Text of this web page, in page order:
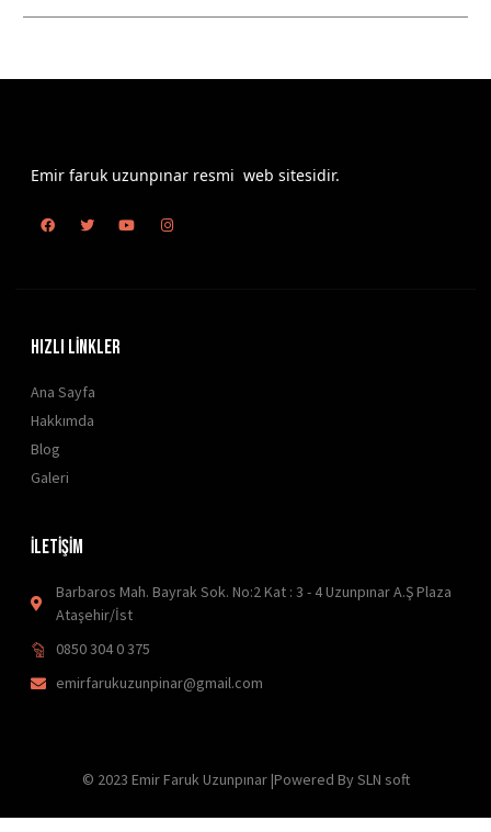
Emir faruk uzunpınar resmi web sitesidir.
HIZLI LİNKLER
Ana Sayfa
Hakkımda
Blog
Galeri
İLETİŞİM
Barbaros Mah. Bayrak Sok. No:2 Kat : 3 - 4 Uzunpınar A.Ş Plaza
Ataşehir/İst
0850 304 0 375
emirfarukuzunpinar@gmail.com
© 2023 Emir Faruk Uzunpınar |Powered By SLN soft